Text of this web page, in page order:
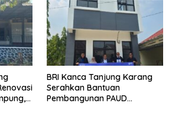
Mesuji
BRI Kanca Tanjung Karang
Serahkan Bantuan
Pembangunan PAUD